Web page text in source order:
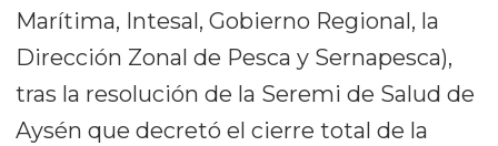
Marítima, Intesal, Gobierno Regional, la
Dirección Zonal de Pesca y Sernapesca),
tras la resolución de la Seremi de Salud de
Aysén que decretó el cierre total de la